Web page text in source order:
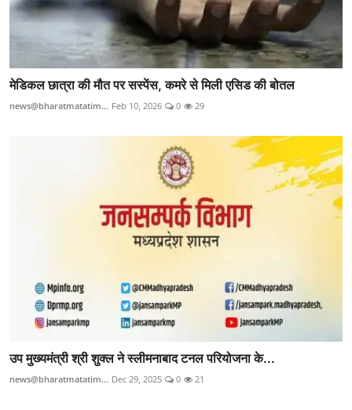
मेडिकल छात्रा की मौत पर सस्पेंस, कमरे से मिली एसिड की बोतल
news@bharatmatatim... Feb 10, 2026 0 29
उप मुख्यमंत्री श्री शुक्ल ने स्लीमनाबाद टनल परियोजना के...
news@bharatmatatim... Dec 29, 2025 0 21